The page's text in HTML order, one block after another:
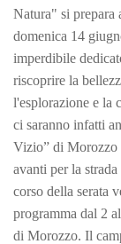
Natura" si prepara
domenica 14
imperdibile
riscoprire la
l'esplorazione e la
ci saranno infatti
Vizio” di Morozzo
avanti per la
corso della serata
programma dal 2
di Morozzo. Il